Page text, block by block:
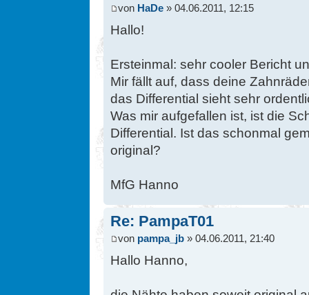
von HaDe » 04.06.2011, 12:15
Hallo!
Ersteinmal: sehr cooler Bericht
Mir fällt auf, dass deine
das Differential sieht sehr
Was mir aufgefallen ist, ist die
Differential. Ist das schonmal
original?
MfG Hanno
Re: PampaT01
von pampa_jb » 04.06.2011, 21:40
Hallo Hanno,